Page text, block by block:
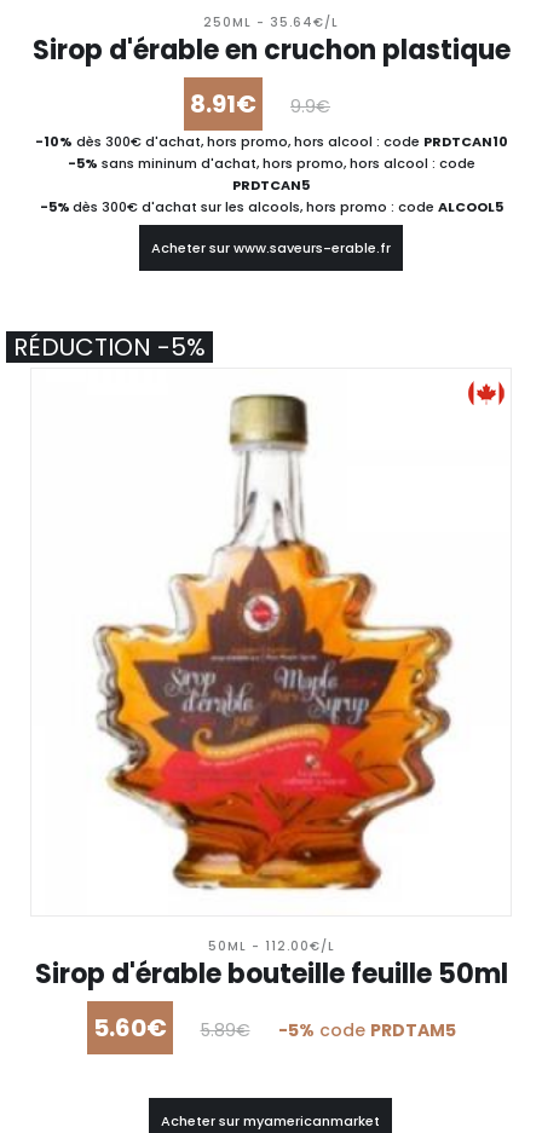
250ML - 35.64€/L
Sirop d'érable en cruchon plastique
8.91€ 9.9€
-10% dès 300€ d'achat, hors promo, hors alcool : code PRDTCAN10
-5% sans mininum d'achat, hors promo, hors alcool : code
PRDTCAN5
-5%dès 300€ d'achat sur les alcools, hors promo : code ALCOOL5
Acheter sur www.saveurs-erable.fr
50ML - 112.00€/L
Sirop d'érable bouteille feuille 50ml
5.60€ 5.89€ -5% code PRDTAM5
RÉDUCTION -5%
Acheter sur myamericanmarket